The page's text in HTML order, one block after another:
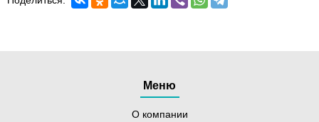
Меню
О компании